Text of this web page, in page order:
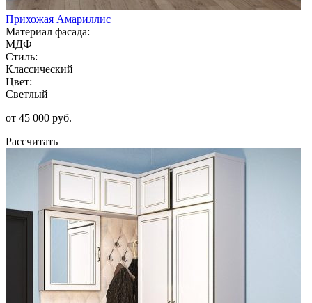
Прихожая Амариллис
Материал фасада:
МДФ
Стиль:
Классический
Цвет:
Светлый
от 45 000 руб.
Рассчитать